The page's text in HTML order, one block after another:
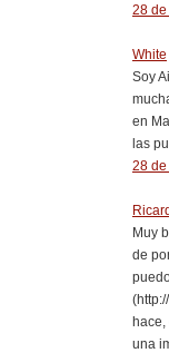
28
White
Soy
en
las
28
Muy
de
hace,
una